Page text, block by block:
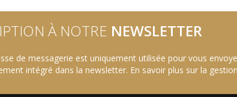
À NOTRE NEWSLETTER
de messagerie est uniquement utilisée pour vous
intégré dans la newsletter. En savoir plus sur la